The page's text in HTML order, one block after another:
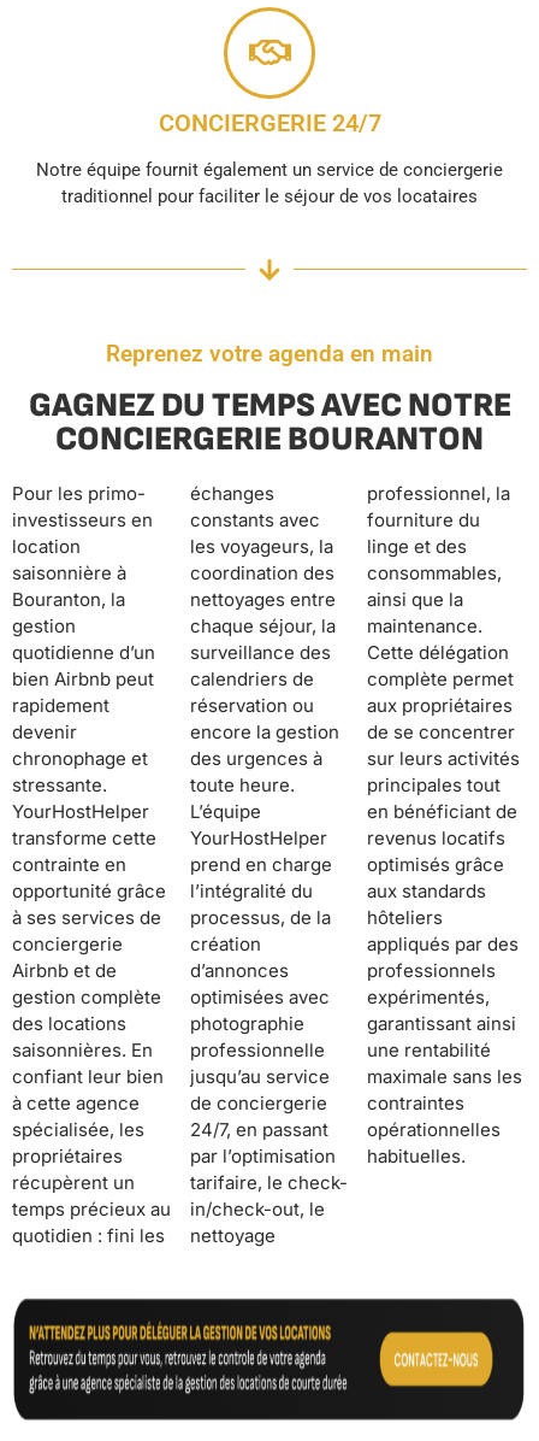
CONCIERGERIE 24/7
Notre équipe fournit également un service de conciergerie
traditionnel pour faciliter le séjour de vos locataires
Reprenez votre agenda en main
GAGNEZ DU TEMPS AVEC NOTRE
CONCIERGERIE BOURANTON
Pour les primo-
investisseurs en
location
saisonnière à
Bouranton, la
gestion
quotidienne d’un
bien Airbnb peut
rapidement
devenir
chronophage et
stressante.
YourHostHelper
transforme cette
contrainte en
opportunité grâce
à ses services de
conciergerie
Airbnb et de
gestion complète
des locations
saisonnières. En
confiant leur bien
à cette agence
spécialisée, les
propriétaires
récupèrent un
temps précieux au
quotidien : fini les
échanges
constants avec
les voyageurs, la
coordination des
nettoyages entre
chaque séjour, la
surveillance des
calendriers de
réservation ou
encore la gestion
des urgences à
toute heure.
L’équipe
YourHostHelper
prend en charge
l’intégralité du
processus, de la
création
d’annonces
optimisées avec
photographie
professionnelle
jusqu’au service
de conciergerie
24/7, en passant
par l’optimisation
tarifaire, le check-
in/check-out, le
nettoyage
professionnel, la
fourniture du
linge et des
consommables,
ainsi que la
maintenance.
Cette délégation
complète permet
aux propriétaires
de se concentrer
sur leurs activités
principales tout
en bénéficiant de
revenus locatifs
optimisés grâce
aux standards
hôteliers
appliqués par des
professionnels
expérimentés,
garantissant ainsi
une rentabilité
maximale sans les
contraintes
opérationnelles
habituelles.